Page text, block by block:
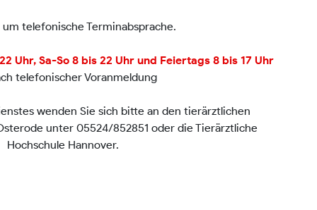
telefonische Terminabsprache.
Uhr, Sa-So 8 bis 22 Uhr und Feiertags 8 bis 17 Uhr
telefonischer Voranmeldung
wenden Sie sich bitte an den tierärztlichen
unter 05524/852851 oder die Tierärztliche
Hochschule Hannover.